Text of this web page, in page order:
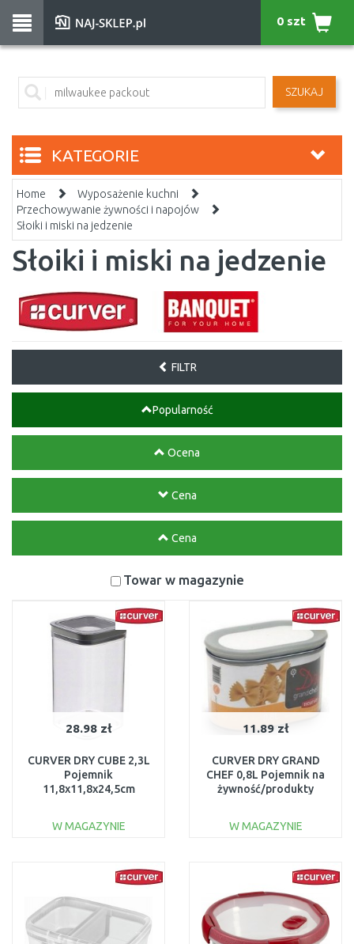
SZUKAJ
0 szt
KATEGORIE
Home
Wyposażenie kuchni
Przechowywanie żywności i napojów
Słoiki i miski na jedzenie
Słoiki i miski na jedzenie
FILTR
Popularność
Ocena
Cena
Cena
Towar w magazynie
28.98 zł
CURVER DRY CUBE 2,3L
Pojemnik
11,8x11,8x24,5cm
W MAGAZYNIE
Do porównania
11.89 zł
CURVER DRY GRAND
CHEF 0,8L Pojemnik na
żywność/produkty
W MAGAZYNIE
Do porównania